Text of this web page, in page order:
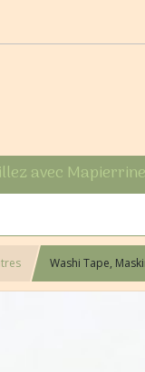
avec
Washi Tape,